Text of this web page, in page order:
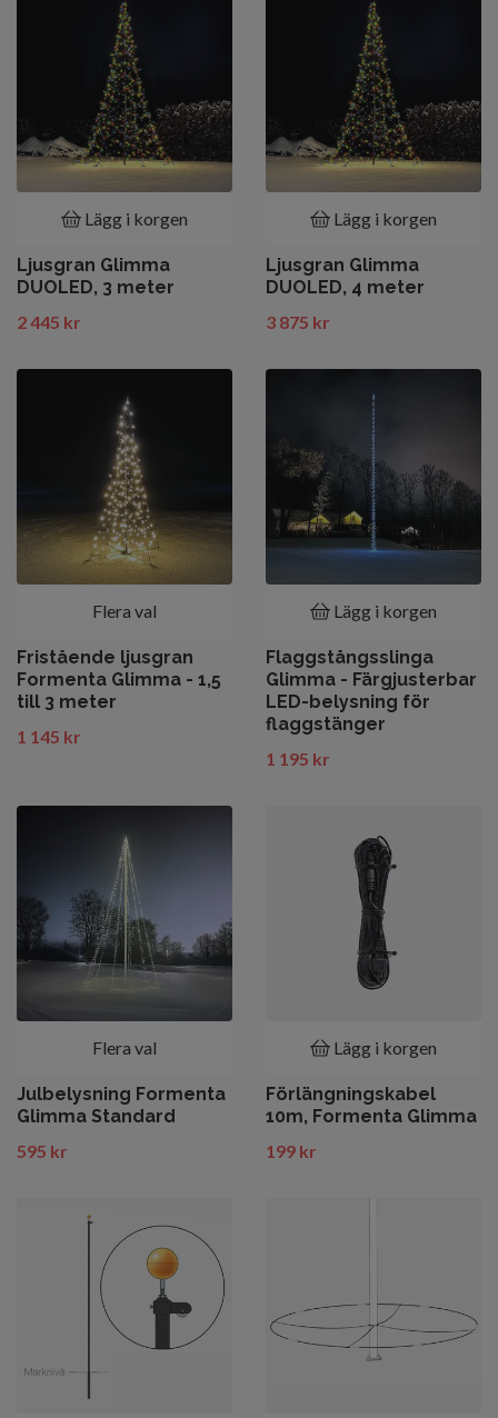
Lägg i korgen
Ljusgran Glimma
DUOLED, 3 meter
2 445 kr
Lägg i korgen
Ljusgran Glimma
DUOLED, 4 meter
3 875 kr
Flera val
Fristående ljusgran
Formenta Glimma - 1,5
till 3 meter
1 145 kr
Lägg i korgen
Flaggstångsslinga
Glimma - Färgjusterbar
LED-belysning för
flaggstänger
1 195 kr
Flera val
Julbelysning Formenta
Glimma Standard
595 kr
Lägg i korgen
Förlängningskabel
10m, Formenta Glimma
199 kr